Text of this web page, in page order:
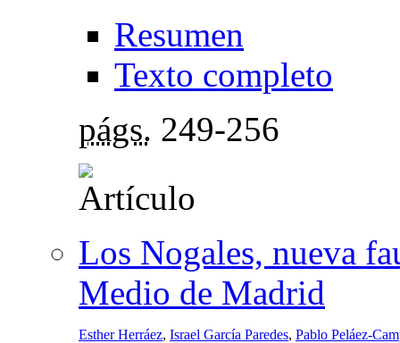
Resumen
Texto completo
págs. 249-256
Los Nogales, nueva
Medio de Madrid
Esther Herráez, Israel García Paredes, Pablo Peláez-